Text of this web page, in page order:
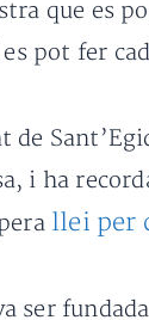
que es
pot fer
de
i ha
llei per
ser